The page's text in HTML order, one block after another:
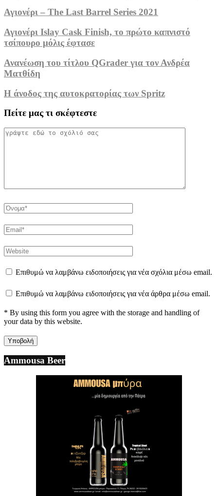
Αγιονέρι – The Last Barrel Series 2021
Αγιονέρι Islay Cask Finish, το πρώτο καπνιστό
τσίπουρο μόλις έφτασε
Ανανέωση του τίτλου QGrader για τον Ανδρέα
Ματθίδη
Η άνοδος της αυτοκρατορίας των Spritz
Πείτε μας τι σκέφτεστε
Επιθυμώ να λαμβάνω ειδοποιήσεις για νέα σχόλια μέσω email.
Επιθυμώ να λαμβάνω ειδοποιήσεις για νέα άρθρα μέσω email.
* By using this form you agree with the storage and handling of
your data by this website.
Ammousa Beer